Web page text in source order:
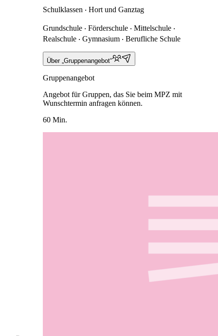
Schulklassen ‧ Hort und Ganztag
Grundschule ‧ Förderschule ‧ Mittelschule ‧
Realschule ‧ Gymnasium ‧ Berufliche Schule
Über „Gruppenangebot“
Gruppenangebot
Angebot für Gruppen, das Sie beim MPZ mit
Wunschtermin anfragen können.
60 Min.